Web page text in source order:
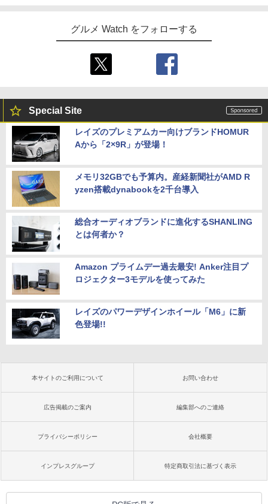
グルメ Watch をフォローする
Special Site
レイズのプレミアムカー向けブランドHOMUR
Aから「2×9R」が登場！
メモリ32GBでも予算内。産経新聞社がAMD R
yzen搭載dynabookを2千台導入
総合オーディオブランドに進化するSHANLING
とは何者か？
Amazon プライムデー過去最安! Anker注目プ
ロジェクター3モデルを使ってみた
レイズのパワーデザインホイール「M6」に新
色登場!!
本サイトのご利用について お問い合わせ
広告掲載のご案内 編集部へのご連絡
プライバシーポリシー 会社概要
インプレスグループ 特定商取引法に基づく表示